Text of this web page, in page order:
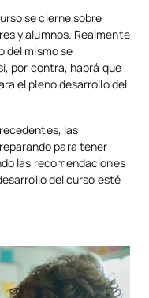
se cierne sobre
y alumnos. Realmente
del mismo se
por contra, habrá que
el pleno desarrollo del
las
para tener
las recomendaciones
del curso esté